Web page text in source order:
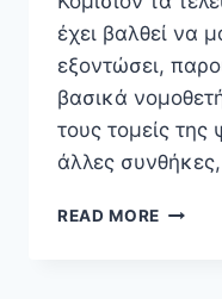
έχει βαλθεί να
εξοντώσει,
βασικά
τους τομείς
άλλες
READ MORE